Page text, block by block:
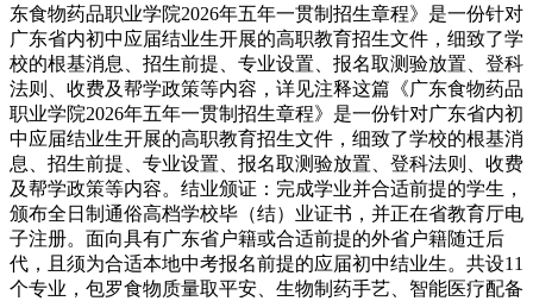
东食物药品职业学院2026年五年一贯制招生章程》是一份针对
广东省内初中应届结业生开展的高职教育招生文件，细致了学
校的根基消息、招生前提、专业设置、报名取测验放置、登科
法则、收费及帮学政策等内容，详见注释这篇《广东食物药品
职业学院2026年五年一贯制招生章程》是一份针对广东省内初
中应届结业生开展的高职教育招生文件，细致了学校的根基消
息、招生前提、专业设置、报名取测验放置、登科法则、收费
及帮学政策等内容。结业颁证：完成学业并合适前提的学生，
颁布全日制通俗高档学校毕（结）业证书，并正在省教育厅电
子注册。面向具有广东省户籍或合适前提的外省户籍随迁后
代，且须为合适本地中考报名前提的应届初中结业生。共设11
个专业，包罗食物质量取平安、生物制药手艺、智能医疗配备